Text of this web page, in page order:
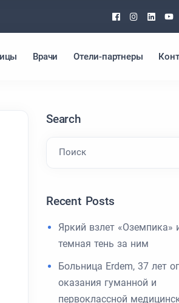
Facebook
Врачи Отели-партнеры
Search
Поиск
Recent Posts
Яркий взлет «Оземпика»
темная тень за ним
Больница Erdem, 37 лет
оказания гуманной и
первоклассной